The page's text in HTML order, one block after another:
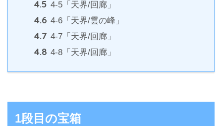
4.5 4-5「天界/回廊」
4.6 4-6「天界/雲の峰」
4.7 4-7「天界/回廊」
4.8 4-8「天界/回廊」
1段目の宝箱